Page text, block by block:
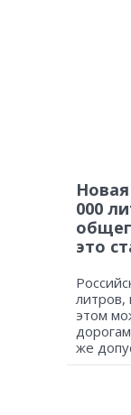
000
это
литров,
этом
же